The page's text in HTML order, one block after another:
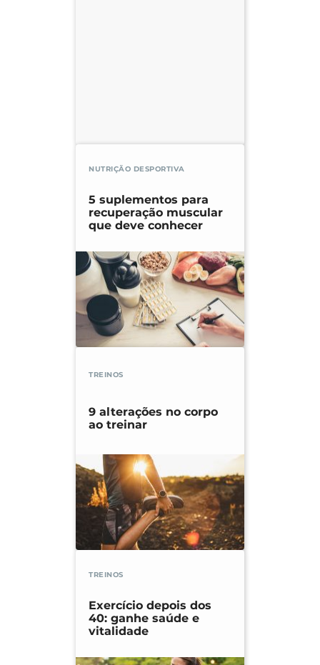
NUTRIÇÃO DESPORTIVA
5 suplementos para
recuperação muscular
que deve conhecer
TREINOS
9 alterações no corpo
ao treinar
TREINOS
Exercício depois dos
40: ganhe saúde e
vitalidade